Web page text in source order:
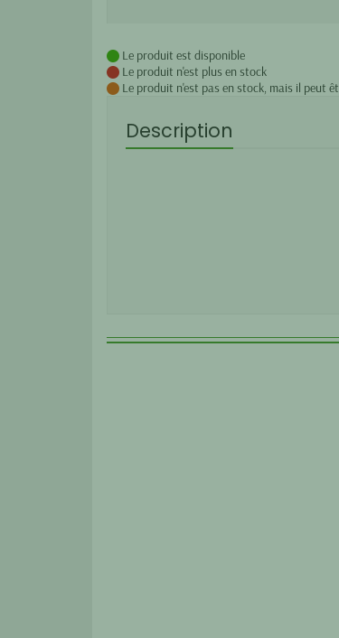
Le produit est disponible
Le produit n'est plus en stock
Le produit n'est pas en stock, mais il peut
Description